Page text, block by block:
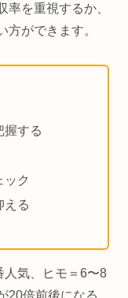
を重視するか、
方ができます。
握する
ック
える
人気、ヒモ＝6〜8
20倍前後になる